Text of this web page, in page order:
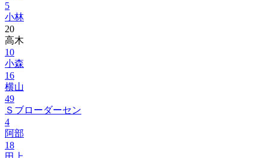
5
小林
20
高木
10
小森
16
横山
49
Ｓブローダーセン
4
阿部
18